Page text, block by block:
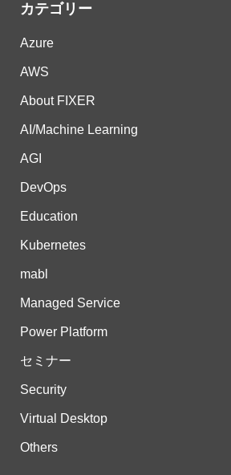
カテゴリー
Azure
AWS
About FIXER
AI/Machine Learning
AGI
DevOps
Education
Kubernetes
mabl
Managed Service
Power Platform
セミナー
Security
Virtual Desktop
Others